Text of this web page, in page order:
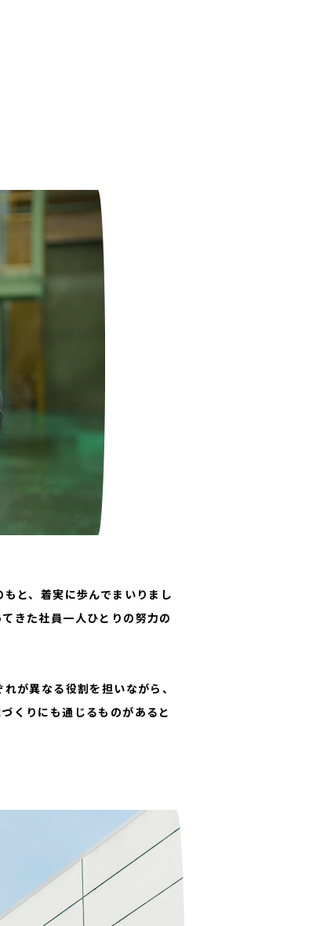
と、着実に歩んでまいりまし
きた社員一人ひとりの努力の
が異なる役割を担いながら、
くりにも通じるものがあると